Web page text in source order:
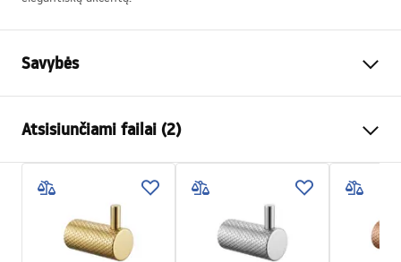
Savybės
Medžiaga
Montavimo būdas
Prisukamas
Plotis
140
Aukštis
95mm
70mm
Atsisiunčiami failai (2)
Garantijos sąlygos
Warranty_Terms_and_Conditions_Accessories_-_24.pdf